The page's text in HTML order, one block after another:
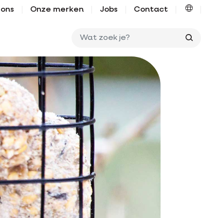
Onze merken Jobs Contact